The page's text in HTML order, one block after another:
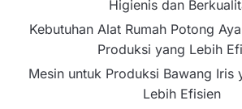
Higienis dan
Kebutuhan Alat Rumah Potong
Produksi yang Lebih
Mesin untuk Produksi Bawang Iris
Lebih Efisien